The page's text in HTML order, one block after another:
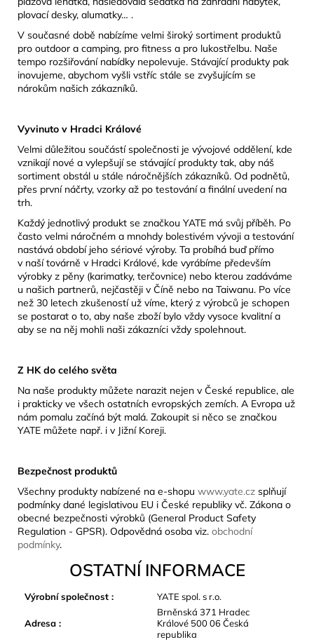
plovací desky, alumatky… .
V současné době nabízíme velmi široký sortiment produktů
pro outdoor a camping, pro fitness a pro lukostřelbu. Naše
tempo rozšiřování nabídky nepolevuje. Stávající produkty pak
inovujeme, abychom vyšli vstříc stále se zvyšujícím se
nárokům našich zákazníků.
Vyvinuto v Hradci Králové
Velmi důležitou součástí společnosti je vývojové oddělení, kde
vznikají nové a vylepšují se stávající produkty tak, aby náš
sortiment obstál u stále náročnějších zákazníků. Od podnětů,
přes první náčrty, vzorky až po testování a finální uvedení na
trh.
Každý jednotlivý produkt se značkou YATE má svůj příběh. Po
často velmi náročném a mnohdy bolestivém vývoji a testování
nastává období jeho sériové výroby. Ta probíhá buď přímo
v naší továrně v Hradci Králové, kde vyrábíme především
výrobky z pěny (karimatky, terčovnice) nebo kterou zadáváme
u našich partnerů, nejčastěji v Číně nebo na Taiwanu. Po více
než 30 letech zkušeností už víme, který z výrobců je schopen
se postarat o to, aby naše zboží bylo vždy vysoce kvalitní a
aby se na něj mohli naši zákazníci vždy spolehnout.
Z HK do celého světa
Na naše produkty můžete narazit nejen v České republice, ale
i prakticky ve všech ostatních evropských zemích. A Evropa už
nám pomalu začíná být malá. Zakoupit si něco se značkou
YATE můžete např. i v Jižní Koreji.
Bezpečnost produktů
Všechny produkty nabízené na e-shopu www.yate.cz splňují
podmínky dané legislativou EU i České republiky vč. Zákona o
obecné bezpečnosti výrobků (General Product Safety
Regulation - GPSR). Odpovědná osoba viz. obchodní
podmínky.
OSTATNÍ INFORMACE
Výrobní společnost : YATE spol. s r.o.
Adresa :
Brněnská 371 Hradec
Králové 500 06 Česká
republika